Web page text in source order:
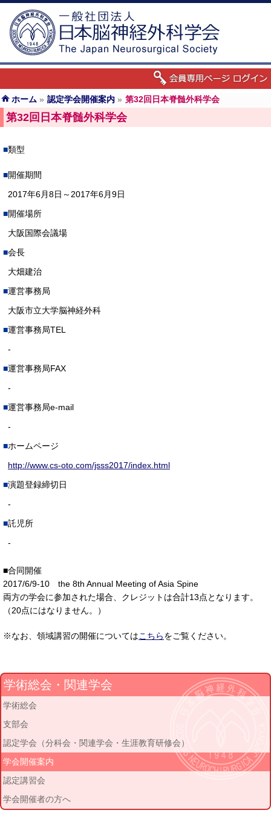
ホーム » 認定学会開催案内 » 第32回日本脊髄外科学会
第32回日本脊髄外科学会
類型
開催期間
2017年6月8日～2017年6月9日
開催場所
大阪国際会議場
会長
大畑建治
運営事務局
大阪市立大学脳神経外科
運営事務局TEL
-
運営事務局FAX
-
運営事務局e-mail
-
ホームページ
http://www.cs-oto.com/jsss2017/index.html
演題登録締切日
-
託児所
-
■合同開催
2017/6/9-10 the 8th Annual Meeting of Asia Spine
両方の学会に参加された場合、クレジットは合計13点となります。
（20点にはなりません。）
※なお、領域講習の開催についてはこちらをご覧ください。
学術総会・関連学会
学術総会
支部会
認定学会（分科会・関連学会・生涯教育研修会）
学会開催案内
認定講習会
学会開催者の方へ